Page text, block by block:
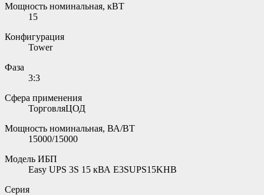
Мощность номинальная, кВТ
15
Конфигурация
Tower
Фаза
3:3
Сфера применения
ТорговляЦОД
Мощность номинальная, ВА/ВТ
15000/15000
Модель ИБП
Easy UPS 3S 15 кВА E3SUPS15KHB
Серия